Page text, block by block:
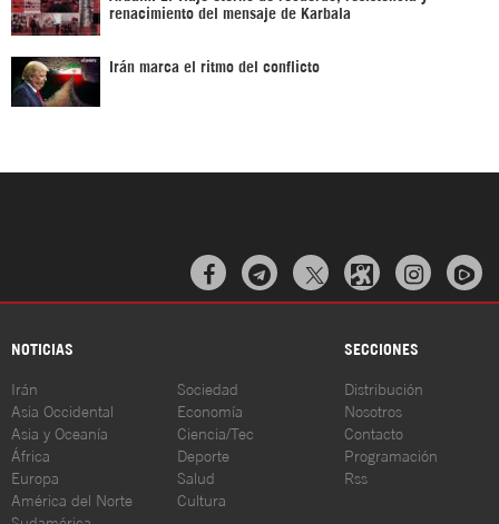
renacimiento del mensaje de Karbala
Irán marca el ritmo del conflicto
  
NOTICIAS SECCIONES
Irán
Asia Occidental
Asia y Oceanía
África
Europa
América del Norte
Sudamérica
Sociedad
Economía
Ciencia/Tec
Deporte
Salud
Cultura
Distribución
Nosotros
Contacto
Programación
Rss